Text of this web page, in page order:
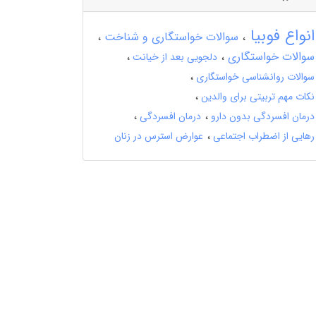
انواع فوبیا
سوالات خواستگاری و شناخت
سوالات خواستگاری
دلجویی بعد از خیانت
سوالات روانشناسی خواستگاری
نکات مهم تربیتی برای والدین
درمان افسردگی بدون دارو
درمان افسردگی
رهایی از اضطراب اجتماعی
عوارض استرس در زنان